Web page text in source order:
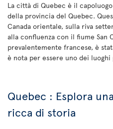
La città di Quebec è il
della provincia del Quebec.
Canada orientale, sulla riva
alla confluenza con il fiume San
prevalentemente francese, è
è nota per essere uno dei luoghi
Quebec : Esplora
ricca di storia